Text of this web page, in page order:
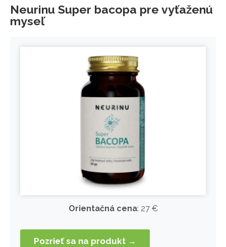
Neurinu Super bacopa pre vyťaženú
myseľ
Orientačná cena: 27 €
Pozrieť sa na produkt →